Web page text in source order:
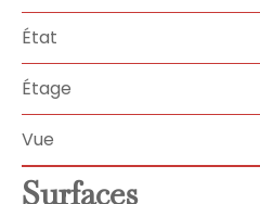
État
Étage
Vue
Surfaces